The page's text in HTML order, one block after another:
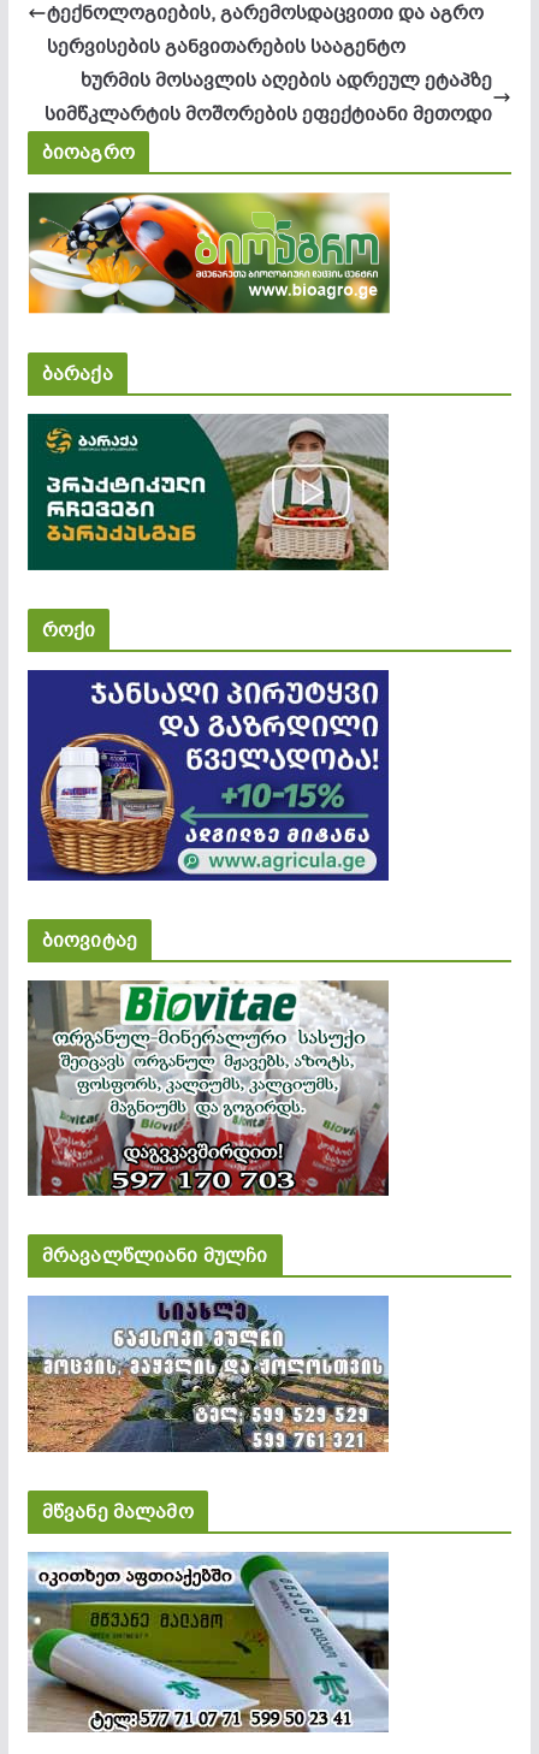
ტექნოლოგიების, გარემოსდაცვითი და აგრო
სერვისების განვითარების სააგენტო
ხურმის მოსავლის აღების ადრეულ ეტაპზე
სიმწკლარტის მოშორების ეფექტიანი მეთოდი
ბიოაგრო
ბარაქა
როქი
ბიოვიტაე
მრავალწლიანი მულჩი
მწვანე მალამო